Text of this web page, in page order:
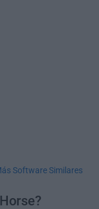
Software Similares